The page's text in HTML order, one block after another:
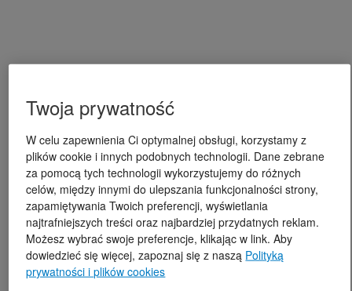
Twoja prywatność
W celu zapewnienia Ci optymalnej obsługi, korzystamy z
plików cookie i innych podobnych technologii. Dane zebrane
za pomocą tych technologii wykorzystujemy do różnych
celów, między innymi do ulepszania funkcjonalności strony,
zapamiętywania Twoich preferencji, wyświetlania
najtrafniejszych treści oraz najbardziej przydatnych reklam.
Możesz wybrać swoje preferencje, klikając w link. Aby
dowiedzieć się więcej, zapoznaj się z naszą Polityką
prywatności i plików cookies